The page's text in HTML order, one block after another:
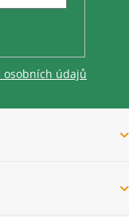
osobních údajů